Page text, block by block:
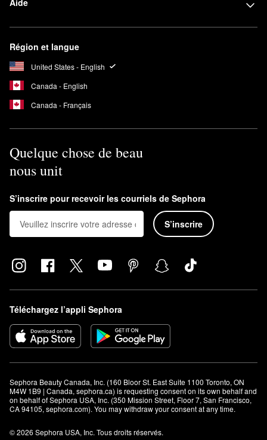
Aide
Région et langue
United States - English
Canada - English
Canada - Français
Quelque chose de beau
nous unit
S’inscrire pour recevoir les courriels de Sephora
S’inscrire
Téléchargez l’appli Sephora
Sephora Beauty Canada, Inc. (160 Bloor St. East Suite 1100 Toronto, ON
M4W 1B9 | Canada, sephora.ca) is requesting consent on its own behalf and
on behalf of Sephora USA, Inc. (350 Mission Street, Floor 7, San Francisco,
CA 94105, sephora.com). You may withdraw your consent at any time.
© 2026 Sephora USA, Inc. Tous droits réservés.